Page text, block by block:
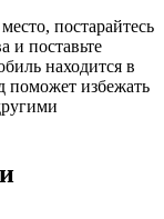
постарайтесь
и поставьте
находится в
поможет избежать